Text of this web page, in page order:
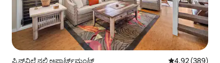
ಪ್ರಿನ್ಸ್‌ವಿಲ್ಲೆ ನಲ್ಲಿ ಅಪಾರ್ಟ್‌ಮಂಟ್ 5 ರಲ್ಲಿ 4.92
4.92 (389)